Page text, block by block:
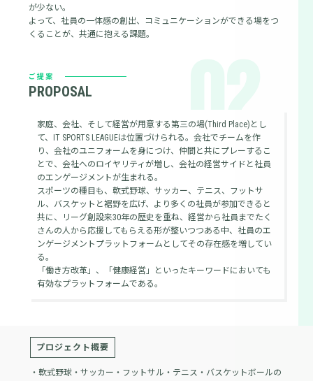
が少ない。
よって、社員の一体感の創出、コミュニケーションができる場をつ
くることが、共通に抱える課題。
ご提案
PROPOSAL 02
家庭、会社、そして経営が用意する第三の場(Third Place)とし
て、IT SPORTS LEAGUEは位置づけられる。会社でチームを作
り、会社のユニフォームを身につけ、仲間と共にプレーするこ
とで、会社へのロイヤリティが増し、会社の経営サイドと社員
のエンゲージメントが生まれる。
スポーツの種目も、軟式野球、サッカー、テニス、フットサ
ル、バスケットと裾野を広げ、より多くの社員が参加できると
共に、リーグ創設来30年の歴史を重ね、経営から社員までたく
さんの人から応援してもらえる形が整いつつある中、社員のエ
ンゲージメントプラットフォームとしてその存在感を増してい
る。
「働き方改革」、「健康経営」といったキーワードにおいても
有効なプラットフォームである。
プロジェクト概要
・軟式野球・サッカー・フットサル・テニス・バスケットボールの